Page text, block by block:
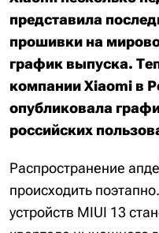
представила
прошивки на
график выпуска.
компании Xiaomi в
опубликовала
российских
Распространение
происходить
устройств MIUI 13